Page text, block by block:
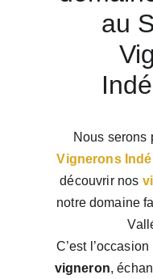
au
Nous serons
Vignerons
découvrir nos
notre domaine
C’est
vigneron,